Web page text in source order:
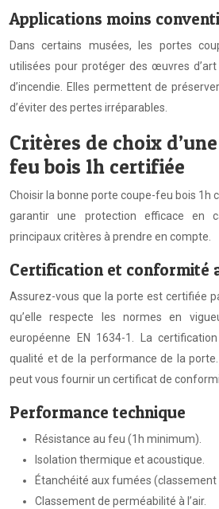
Applications moins
Dans certains musées, les portes
utilisées pour protéger des œuvres
d’incendie. Elles permettent de
d’éviter des pertes irréparables.
Critères de choix
feu bois 1h certifiée
Choisir la bonne porte coupe-feu bois 1h
garantir une protection efficace en
principaux critères à prendre en compte.
Certification et conformité
Assurez-vous que la porte est certifiée
qu’elle respecte les normes en
européenne EN 1634-1. La
qualité et de la performance de la
peut vous fournir un certificat de
Performance technique
Résistance au feu (1h minimum).
Isolation thermique et acoustique.
Étanchéité aux fumées (classement
Classement de perméabilité à l’air.